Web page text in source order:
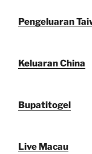
Pengeluaran
Keluaran China
Bupatitogel
Live Macau